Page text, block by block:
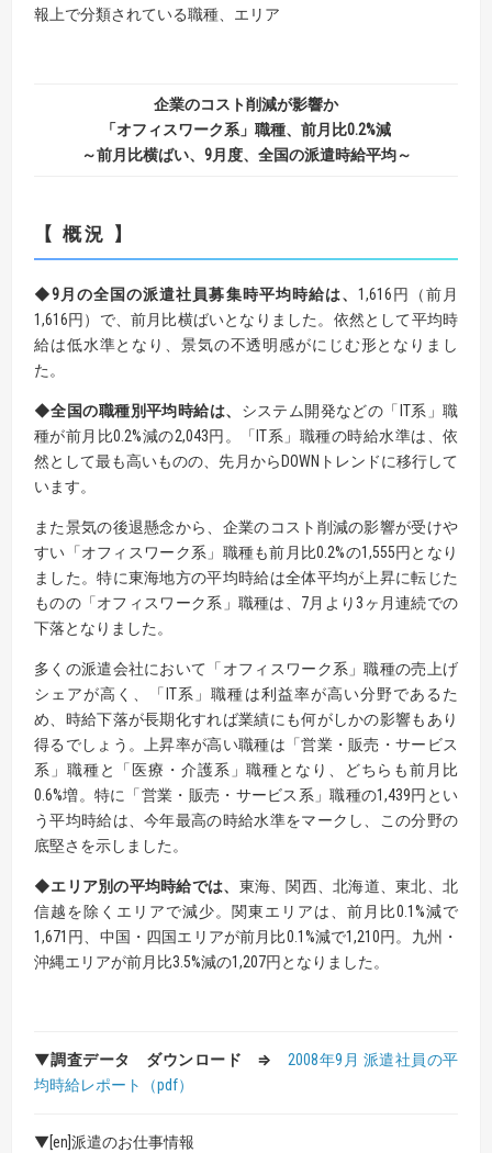
報上で分類されている職種、エリア
企業のコスト削減が影響か
「オフィスワーク系」職種、前月比0.2%減
～前月比横ばい、9月度、全国の派遣時給平均～
【 概況 】
◆9月の全国の派遣社員募集時平均時給は、 1,616円（前月
1,616円）で、前月比横ばいとなりました。依然として平均時
給は低水準となり、景気の不透明感がにじむ形となりまし
た。
◆全国の職種別平均時給は、 システム開発などの「IT系」職
種が前月比0.2%減の2,043円。「IT系」職種の時給水準は、依
然として最も高いものの、先月からDOWNトレンドに移行して
います。
また景気の後退懸念から、企業のコスト削減の影響が受けや
すい「オフィスワーク系」職種も前月比0.2%の1,555円となり
ました。特に東海地方の平均時給は全体平均が上昇に転じた
ものの「オフィスワーク系」職種は、7月より3ヶ月連続での
下落となりました。
多くの派遣会社において「オフィスワーク系」職種の売上げ
シェアが高く、「IT系」職種は利益率が高い分野であるた
め、時給下落が長期化すれば業績にも何がしかの影響もあり
得るでしょう。上昇率が高い職種は「営業・販売・サービス
系」職種と「医療・介護系」職種となり、どちらも前月比
0.6%増。特に「営業・販売・サービス系」職種の1,439円とい
う平均時給は、今年最高の時給水準をマークし、この分野の
底堅さを示しました。
◆エリア別の平均時給では、 東海、関西、北海道、東北、北
信越を除くエリアで減少。関東エリアは、前月比0.1%減で
1,671円、中国・四国エリアが前月比0.1%減で1,210円。九州・
沖縄エリアが前月比3.5%減の1,207円となりました。
▼調査データ ダウンロード ⇒2008年9月 派遣社員の平
均時給レポート
（pdf）
▼[en]派遣のお仕事情報